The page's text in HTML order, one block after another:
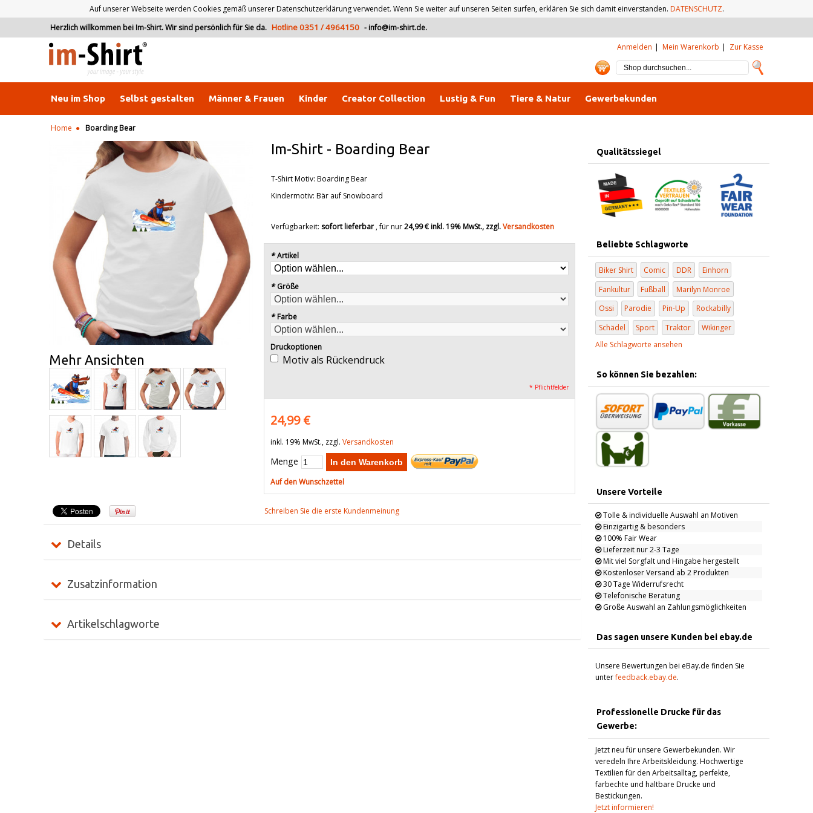
Auf unserer Webseite werden Cookies gemäß unserer Datenschutzerklärung verwendet. Wenn Sie weiter auf unseren Seiten surfen, erklären Sie sich damit einverstanden. DATENSCHUTZ.
Herzlich willkommen bei Im-Shirt. Wir sind persönlich für Sie da. Hotline 0351 / 4964150 - info@im-shirt.de.
Anmelden
Mein Warenkorb Zur Kasse
Neu im Shop Selbst gestalten Männer & Frauen Kinder Creator Collection Lustig & Fun Tiere & Natur Gewerbekunden
Home Boarding Bear
Im-Shirt - Boarding Bear
Mehr Ansichten
T-Shirt Motiv: Boarding Bear
Kindermotiv: Bär auf Snowboard
Verfügbarkeit:sofort lieferbar , für nur24,99 €inkl. 19% MwSt., zzgl.Versandkosten
* Artikel
* Größe
* Farbe
Druckoptionen
Motiv als Rückendruck
* Pflichtfelder
24,99 €
inkl. 19% MwSt., zzgl.Versandkosten
Menge In den Warenkorb
Auf den Wunschzettel
Schreiben Sie die erste Kundenmeinung
Details
Zusatzinformation
Artikelschlagworte
Qualitätssiegel
Beliebte Schlagworte
Biker Shirt Comic DDR
Einhorn
Fankultur
Fußball
Marilyn Monroe
Ossi
Parodie Pin-Up
Rockabilly
Schädel
Sport Traktor
Wikinger
Alle Schlagworte ansehen
So können Sie bezahlen:
Unsere Vorteile
Tolle & individuelle Auswahl an Motiven
Einzigartig & besonders
100% Fair Wear
Lieferzeit nur 2-3 Tage
Mit viel Sorgfalt und Hingabe hergestellt
Kostenloser Versand ab 2 Produkten
30 Tage Widerrufsrecht
Telefonische Beratung
Große Auswahl an Zahlungsmöglichkeiten
Das sagen unsere Kunden bei ebay.de
Unsere Bewertungen bei eBay.de finden Sie
unterfeedback.ebay.de.
Professionelle Drucke für das
Gewerbe:
Jetzt neu für unsere Gewerbekunden. Wir
veredeln Ihre Arbeitskleidung. Hochwertige
Textilien für den Arbeitsalltag, perfekte,
farbechte und haltbare Drucke und
Bestickungen.
Jetzt informieren!